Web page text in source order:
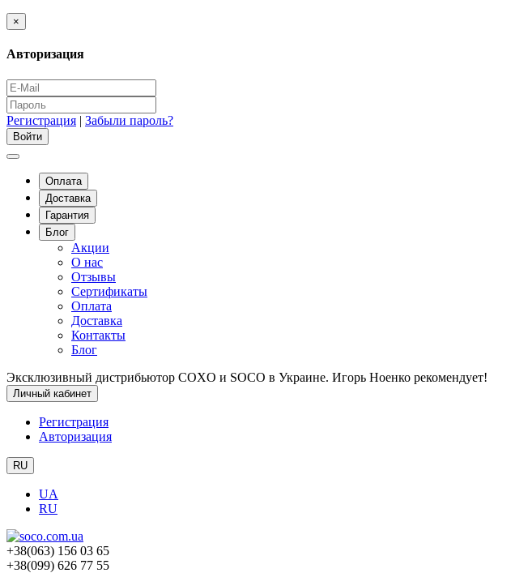
×
Авторизация
Регистрация | Забыли пароль?
Оплата
Доставка
Гарантия
Блог
Акции
О нас
Отзывы
Сертификаты
Оплата
Доставка
Контакты
Блог
Эксклюзивный дистрибьютор COXO и SOCO в Украине. Игорь Ноенко рекомендует!
Личный кабинет
Регистрация
Авторизация
RU
UA
RU
+38(063) 156 03 65
+38(099) 626 77 55